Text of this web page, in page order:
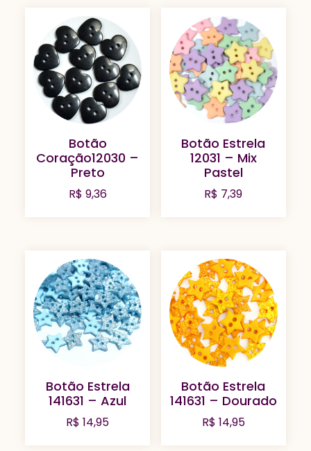
Botão
Coração12030 –
Preto
R$ 9,36
Botão Estrela
12031 – Mix
Pastel
R$ 7,39
Botão Estrela
141631 – Azul
R$ 14,95
Botão Estrela
141631 – Dourado
R$ 14,95